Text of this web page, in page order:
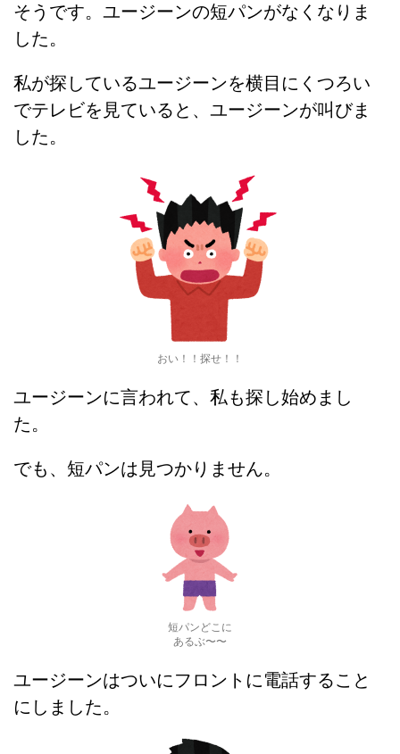
そうです。ユージーンの短パンがなくなりま
した。
私が探しているユージーンを横目にくつろい
でテレビを見ていると、ユージーンが叫びま
した。
おい！！探せ！！
ユージーンに言われて、私も探し始めまし
た。
でも、短パンは見つかりません。
短パンどこに
あるぶ〜〜
ユージーンはついにフロントに電話すること
にしました。